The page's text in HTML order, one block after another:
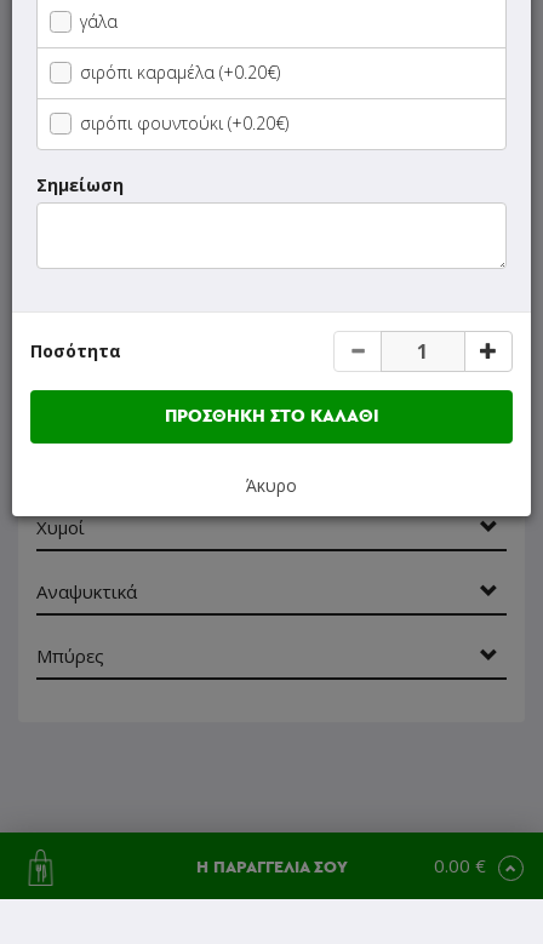
Φτιάξε το Δικό σου Sandwich
Hot Dogs
Βάφλες
Προϊόντα Στεργίου
Snacks
Χυμοί
Αναψυκτικά
Μπύρες
Η ΠΑΡΑΓΓΕΛΙΑ ΣΟΥ 0.00 €
γάλα
σιρόπι καραμέλα (+0.20€)
σιρόπι φουντούκι (+0.20€)
Σημείωση
Ποσότητα
ΠΡΟΣΘΗΚΗ ΣΤΟ ΚΑΛΑΘΙ
Άκυρο